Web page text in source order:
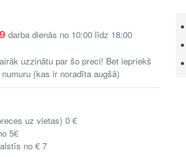
uz vietas) 0 €
5€
no € 7
darba dienās no 10:00 līdz 18:00
uzzinātu par šo preci! Bet iepriekš
(kas ir noradīta augšā)